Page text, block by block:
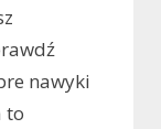
nawyki
to